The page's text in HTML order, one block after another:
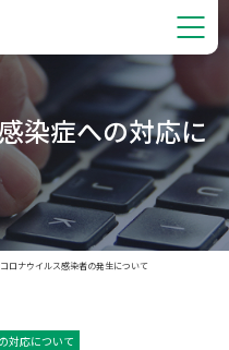
染症への対応に
ロナウイルス感染者の発生について
対応について